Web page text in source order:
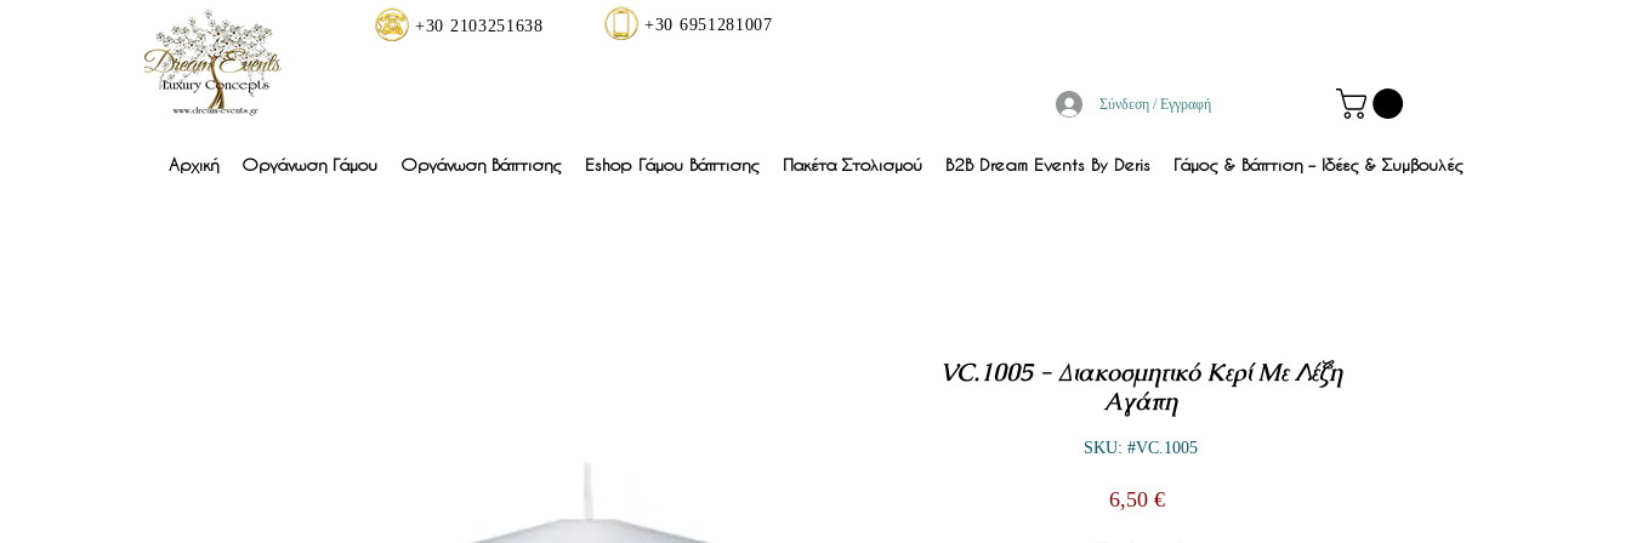
+30 2103251638 +30 6951281007
Σύνδεση / Εγγραφή
Αρχική Οργάνωση Γάμου Οργάνωση Βάπτισης Eshop Γάμου Βάπτισης Πακέτα Στολισμού B2B Dream Events By Deris Γάμος & Βάπτιση – Ιδέες & Συμβουλές
VC.1005 - Διακοσμητικό Κερί Με Λέξη
Αγάπη
SKU: #VC.1005
6,50 €Τιμή